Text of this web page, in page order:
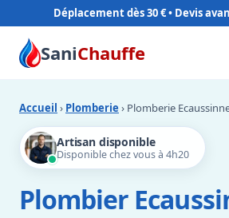
Déplacement dès 30 €
SaniChauffe
Accueil › Plomberie › Plomberie
Artisan disponible
Disponible chez vous à 4h20
Plombier